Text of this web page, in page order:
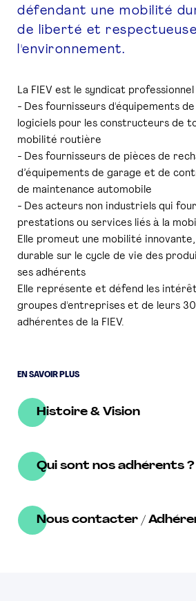
défendant une mobilité
de liberté et
l'environnement.
La FIEV est le syndicat
- Des fournisseurs d'équipements
logiciels pour les constructeurs de
mobilité routière
- Des fournisseurs de pièces de
d’équipements de garage et de
de maintenance automobile
- Des acteurs non industriels qui
prestations ou services liés à la
Elle promeut une mobilité
durable sur le cycle de vie des
ses adhérents
Elle représente et défend les
groupes d'entreprises et de leurs
adhérentes de la FIEV.
EN SAVOIR PLUS
Histoire & Vision
Qui sont nos adhérents ?
Nous contacter /